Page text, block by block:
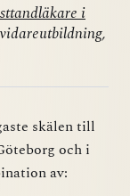
i
skälen till
och i
av: